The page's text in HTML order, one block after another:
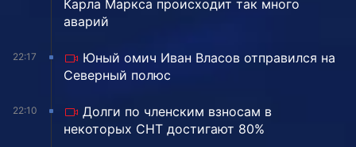
Карла Маркса происходит так много
аварий
22:17
Юный омич Иван Власов отправился на
Северный полюс
22:10
Долги по членским взносам в
некоторых СНТ достигают 80%